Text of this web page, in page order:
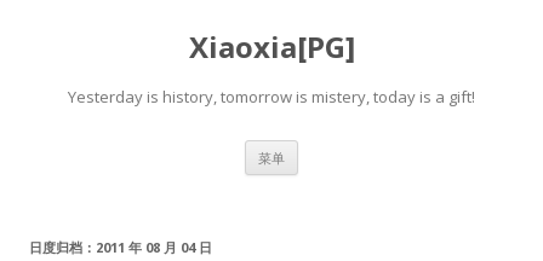
Xiaoxia[PG]
Yesterday is history, tomorrow is mistery, today is a gift!
菜单
日度归档： 2011 年 08 月 04 日